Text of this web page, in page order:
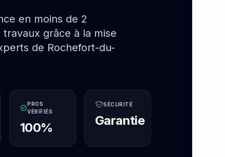
en moins de 2
grâce à la mise
de Rochefort-du-
PROS
VÉRIFIÉS
100%
SÉCURITÉ
Garantie